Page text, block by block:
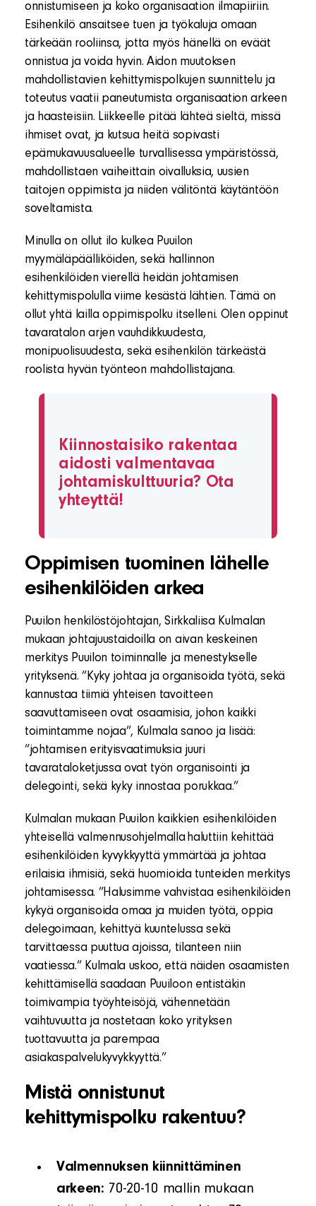
onnistumiseen ja koko organisaation ilmapiiriin.
Esihenkilö ansaitsee tuen ja työkaluja omaan
tärkeään rooliinsa, jotta myös hänellä on eväät
onnistua ja voida hyvin. Aidon muutoksen
mahdollistavien kehittymispolkujen suunnittelu ja
toteutus vaatii paneutumista organisaation arkeen
ja haasteisiin. Liikkeelle pitää lähteä sieltä, missä
ihmiset ovat, ja kutsua heitä sopivasti
epämukavuusalueelle turvallisessa ympäristössä,
mahdollistaen vaiheittain oivalluksia, uusien
taitojen oppimista ja niiden välitöntä käytäntöön
soveltamista.
Minulla on ollut ilo kulkea Puuilon
myymäläpäälliköiden, sekä hallinnon
esihenkilöiden vierellä heidän johtamisen
kehittymispolulla viime kesästä lähtien. Tämä on
ollut yhtä lailla oppimispolku itselleni. Olen oppinut
tavaratalon arjen vauhdikkuudesta,
monipuolisuudesta, sekä esihenkilön tärkeästä
roolista hyvän työnteon mahdollistajana.
Kiinnostaisiko rakentaa
aidosti valmentavaa
johtamiskulttuuria? Ota
yhteyttä!
Oppimisen tuominen lähelle
esihenkilöiden arkea
Puuilon henkilöstöjohtajan, Sirkkaliisa Kulmalan
mukaan johtajuustaidoilla on aivan keskeinen
merkitys Puuilon toiminnalle ja menestykselle
yrityksenä. ”Kyky johtaa ja organisoida työtä, sekä
kannustaa tiimiä yhteisen tavoitteen
saavuttamiseen ovat osaamisia, johon kaikki
toimintamme nojaa”, Kulmala sanoo ja lisää:
”johtamisen erityisvaatimuksia juuri
tavarataloketjussa ovat työn organisointi ja
delegointi, sekä kyky innostaa porukkaa.”
Kulmalan mukaan Puuilon kaikkien esihenkilöiden
yhteisellä valmennusohjelmalla haluttiin kehittää
esihenkilöiden kyvykkyyttä ymmärtää ja johtaa
erilaisia ihmisiä, sekä huomioida tunteiden merkitys
johtamisessa. ”Halusimme vahvistaa esihenkilöiden
kykyä organisoida omaa ja muiden työtä, oppia
delegoimaan, kehittyä kuuntelussa sekä
tarvittaessa puuttua ajoissa, tilanteen niin
vaatiessa.” Kulmala uskoo, että näiden osaamisten
kehittämisellä saadaan Puuiloon entistäkin
toimivampia työyhteisöjä, vähennetään
vaihtuvuutta ja nostetaan koko yrityksen
tuottavuutta ja parempaa
asiakaspalvelukyvykkyyttä.”
Mistä onnistunut
kehittymispolku rakentuu?
Valmennuksen kiinnittäminen
arkeen: 70-20-10 mallin mukaan